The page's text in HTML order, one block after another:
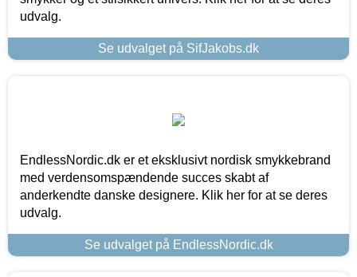
udvalg.
Se udvalget på SifJakobs.dk
EndlessNordic.dk er et eksklusivt nordisk smykkebrand
med verdensomspændende succes skabt af
anderkendte danske designere. Klik her for at se deres
udvalg.
Se udvalget på EndlessNordic.dk